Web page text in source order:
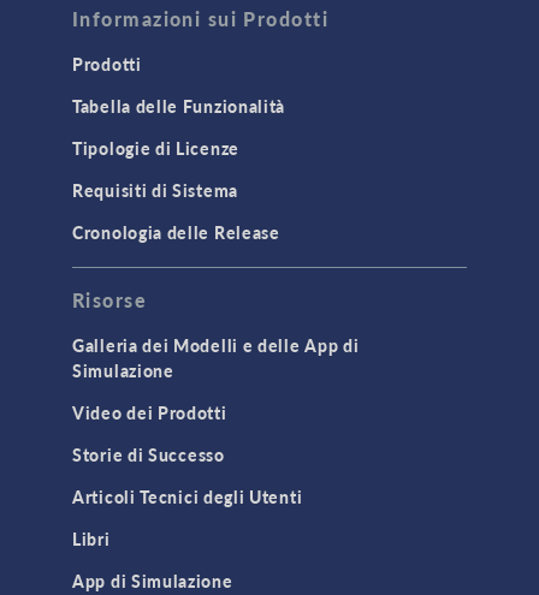
Informazioni sui Prodotti
Prodotti
Tabella delle Funzionalità
Tipologie di Licenze
Requisiti di Sistema
Cronologia delle Release
Risorse
Galleria dei Modelli e delle App di
Simulazione
Video dei Prodotti
Storie di Successo
Articoli Tecnici degli Utenti
Libri
App di Simulazione